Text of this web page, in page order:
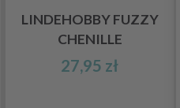
LINDEHOBBY FUZZY
CHENILLE
27,95 zł